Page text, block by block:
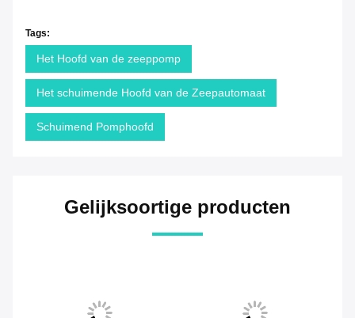
Tags:
Het Hoofd van de zeeppomp
Het schuimende Hoofd van de Zeepautomaat
Schuimend Pomphoofd
Gelijksoortige producten